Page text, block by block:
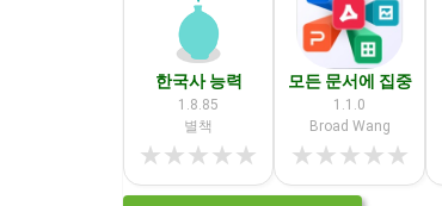
한국사 능력
1.8.85
별책
★★★★★
모든 문서에 집중
1.1.0
Broad Wang
★★★★★